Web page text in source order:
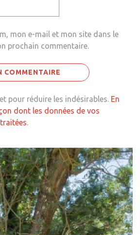
mon e-mail et mon site dans le
prochain commentaire.
pour réduire les indésirables. En
dont les données de vos
.